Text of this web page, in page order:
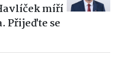
míří
Přijeďte se